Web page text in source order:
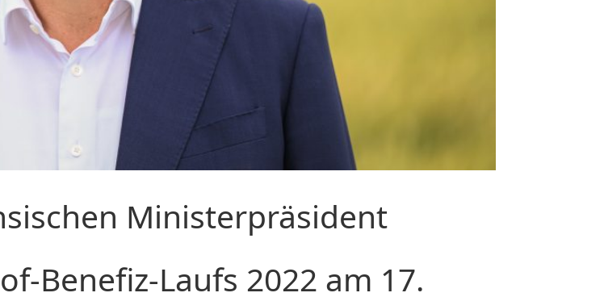
Ministerpräsident
Benefiz-Laufs 2022 am 17.